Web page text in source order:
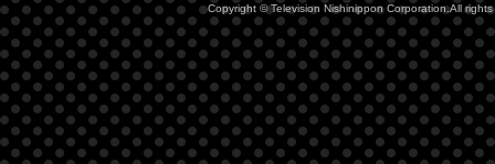
Copyright © Television Nishinippon Corporation.All